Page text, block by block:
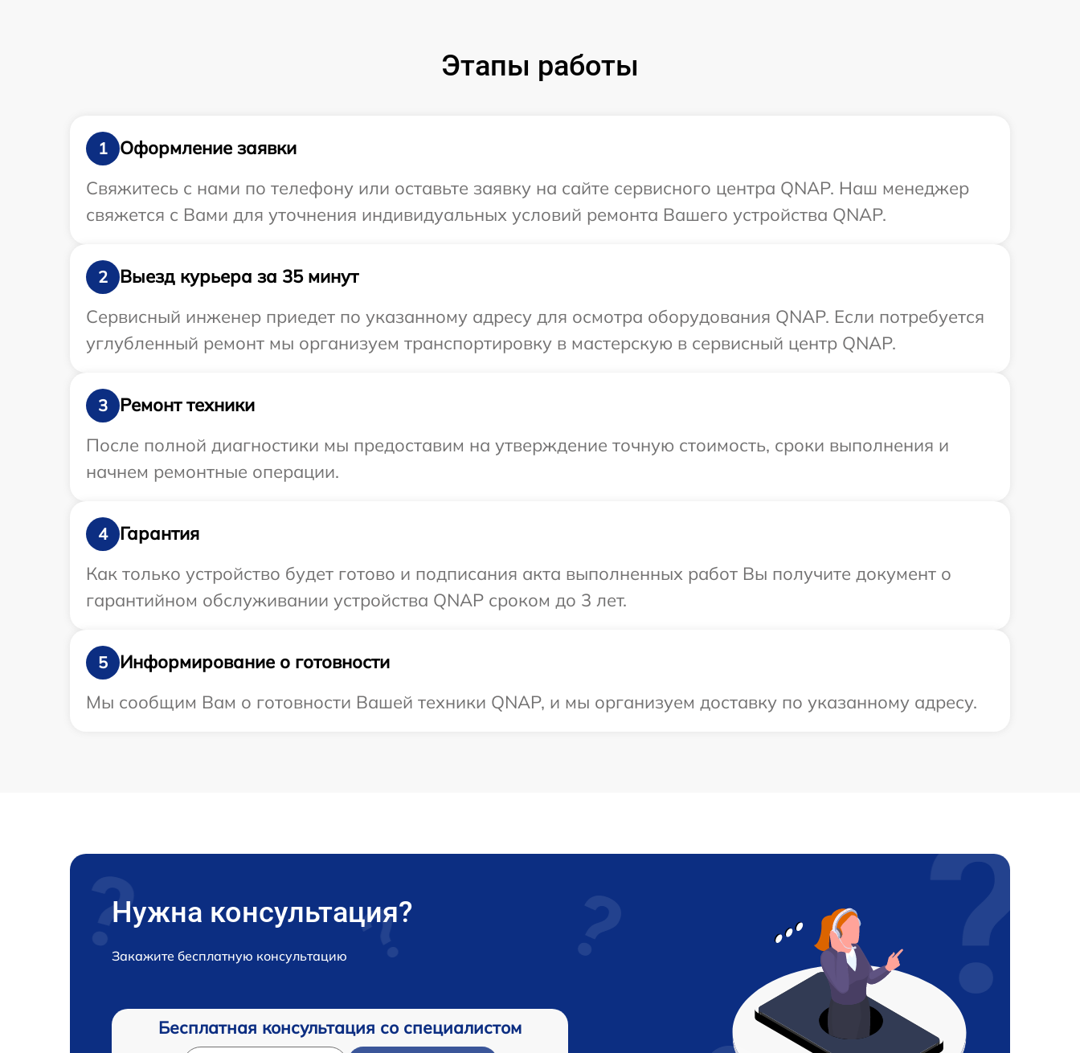
Этапы работы
1
Оформление заявки
Свяжитесь с нами по телефону или оставьте заявку на сайте сервисного центра QNAP. Наш менеджер
свяжется с Вами для уточнения индивидуальных условий ремонта Вашего устройства QNAP.
2
Выезд курьера за 35 минут
Сервисный инженер приедет по указанному адресу для осмотра оборудования QNAP. Если потребуется
углубленный ремонт мы организуем транспортировку в мастерскую в сервисный центр QNAP.
3
Ремонт техники
После полной диагностики мы предоставим на утверждение точную стоимость, сроки выполнения и
начнем ремонтные операции.
4
Гарантия
Как только устройство будет готово и подписания акта выполненных работ Вы получите документ о
гарантийном обслуживании устройства QNAP сроком до 3 лет.
5
Информирование о готовности
Мы сообщим Вам о готовности Вашей техники QNAP, и мы организуем доставку по указанному адресу.
Нужна консультация?
Закажите бесплатную консультацию
Бесплатная консультация со специалистом